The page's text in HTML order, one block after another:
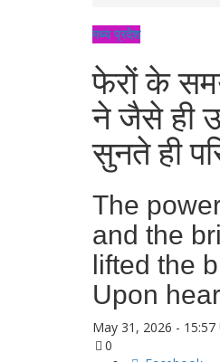
मध्य प्रदेश
फेरों के
ने जैसे ही
सुनते ही
The
and the
lifted the
Upon
May 31, 2026 - 15:57
0